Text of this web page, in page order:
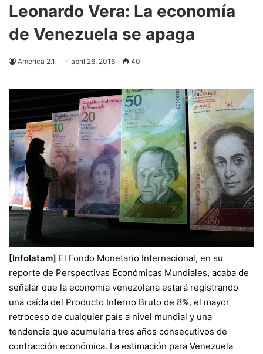
Leonardo Vera: La economía
de Venezuela se apaga
America 2.1 abril 26, 2016 40
[Infolatam] El Fondo Monetario Internacional, en su
reporte de Perspectivas Económicas Mundiales, acaba de
señalar que la economía venezolana estará registrando
una caída del Producto Interno Bruto de 8%, el mayor
retroceso de cualquier país a nivel mundial y una
tendencia que acumularía tres años consecutivos de
contracción económica. La estimación para Venezuela